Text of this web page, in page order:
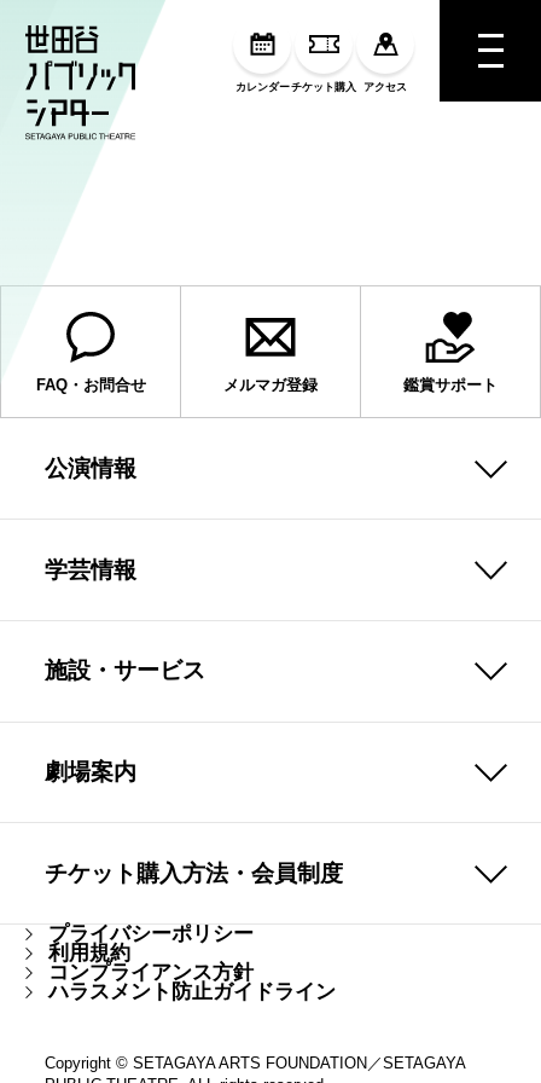
カレンダーチケット購入 アクセス
MENU
シリーズ「劇場が表現に与える力」の情
報を公開しました
FAQ・お問合せ メルマガ登録 鑑賞サポート
公演情報
学芸情報
施設・サービス
劇場案内
チケット購入方法・会員制度
プライバシーポリシー
利用規約
コンプライアンス方針
ハラスメント防止ガイドライン
Copyright © SETAGAYA ARTS FOUNDATION／SETAGAYA